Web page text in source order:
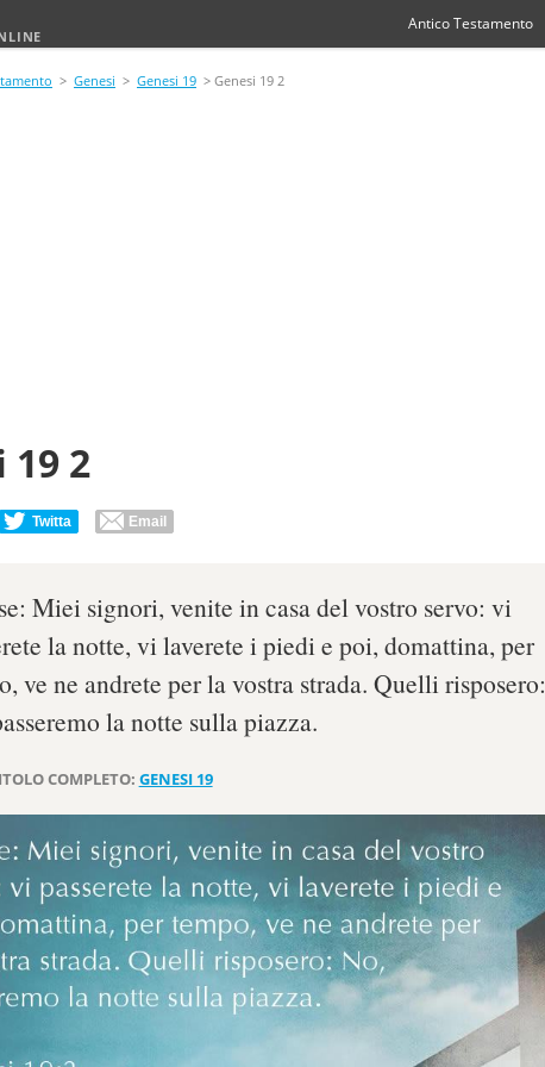
Antico Testamento
> Genesi > Genesi 19 > Genesi 19 2
19 2
Twitta Email
Miei signori, venite in casa del vostro servo: vi
la notte, vi laverete i piedi e poi, domattina, per
ve ne andrete per la vostra strada. Quelli risposero:
la notte sulla piazza.
COMPLETO: GENESI 19